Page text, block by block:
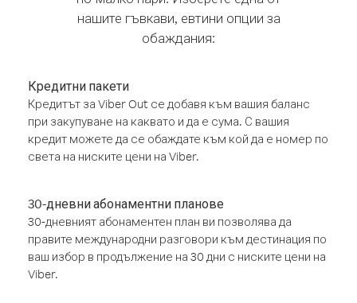
нашите гъвкави, евтини опции за
обаждания:
Кредитни пакети
Кредитът за Viber Out се добавя към вашия баланс
при закупуване на каквато и да е сума. С вашия
кредит можете да се обаждате към кой да е номер по
света на ниските цени на Viber.
30-дневни абонаментни планове
30-дневният абонаментен план ви позволява да
правите международни разговори към дестинация по
ваш избор в продължение на 30 дни с ниските цени на
Viber.